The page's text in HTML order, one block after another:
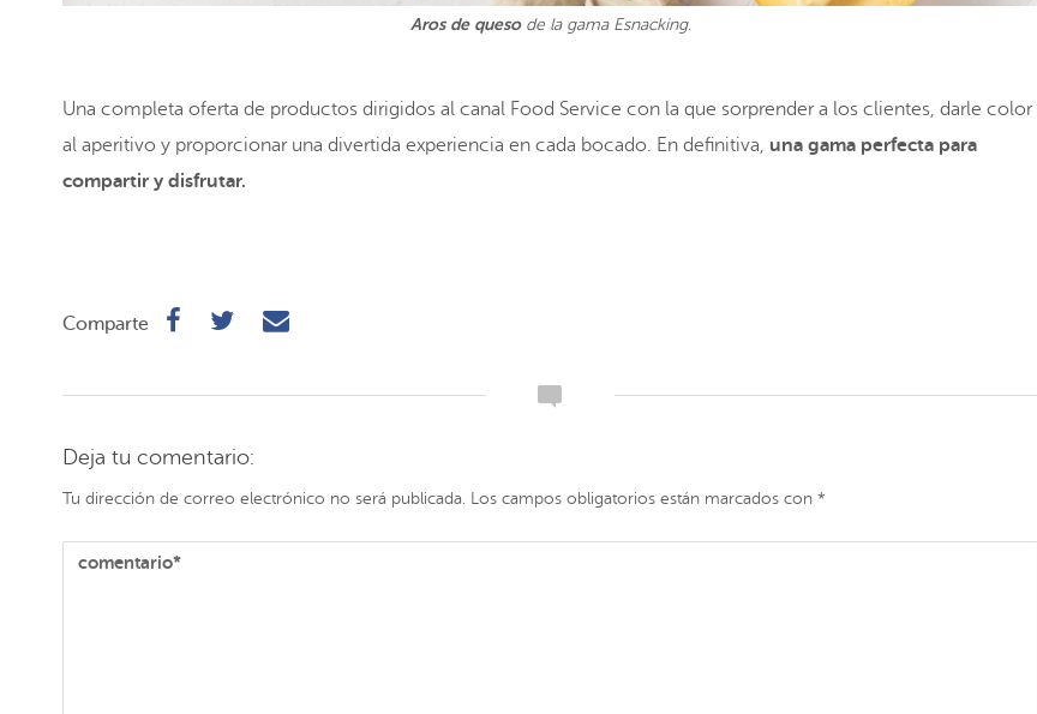
Aros de quesode la gama Esnacking.
Una completa oferta de productos dirigidos al canal Food Service con la que sorprender a los clientes, darle color
al aperitivo y proporcionar una divertida experiencia en cada bocado. En definitiva, una gama perfecta para
compartir y disfrutar.
Comparte
Deja tu comentario:
Tu dirección de correo electrónico no será publicada. Los campos obligatorios están marcados con *